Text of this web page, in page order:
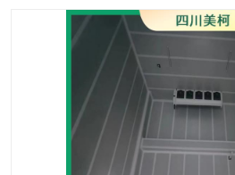
成都冻库，成都冻库价格
德阳冻库安装，德阳冷库
价
南充冻库设计,南充冻库安
资阳冻库，资阳冻库安装